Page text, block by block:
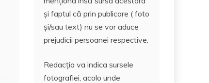
și faptul că prin publicare ( foto
și/sau text) nu se vor aduce
prejudicii persoanei respective.
Redacția va indica sursele
fotografiei, acolo unde